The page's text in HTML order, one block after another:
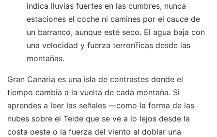
indica lluvias fuertes en las cumbres, nunca
estaciones el coche ni camines por el cauce de
un barranco, aunque esté seco. El agua baja con
una velocidad y fuerza terroríficas desde las
montañas.
Gran Canaria es una isla de contrastes donde el
tiempo cambia a la vuelta de cada montaña. Si
aprendes a leer las señales —como la forma de las
nubes sobre el Teide que se ve a lo lejos desde la
costa oeste o la fuerza del viento al doblar una